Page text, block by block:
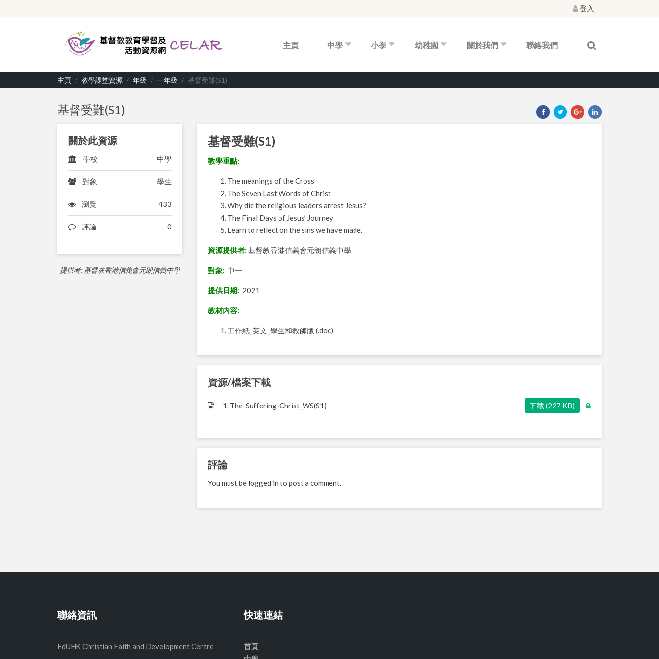
登入
主頁 中學 小學 幼稚園 關於我們 聯絡我們
主頁 教學課堂資源 年級 一年級 基督受難(S1)
基督受難(S1)
關於此資源
學校 中學
對象 學生
瀏覽 433
評論 0
提供者: 基督教香港信義會元朗信義中學
基督受難(S1)
教學重點:
The meanings of the Cross
The Seven Last Words of Christ
Why did the religious leaders arrest Jesus?
The Final Days of Jesus’ Journey
Learn to reflect on the sins we have made.
資源提供者: 基督教香港信義會元朗信義中學
對象: 中一
提供日期: 2021
教材內容:
工作紙_英文_學生和教師版 (.doc)
資源/檔案下載
1. The-Suffering-Christ_WS(S1) 下載 (227 KB)
評論
You must be logged in to post a comment.
聯絡資訊
EdUHK Christian Faith and Development Centre
快速連結
首頁